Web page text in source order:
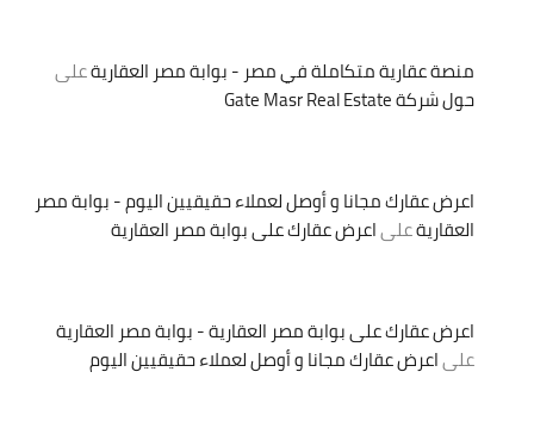
منصة عقارية متكاملة في مصر - بوابة مصر العقاريةعلى
حول شركة Gate Masr Real Estate
اعرض عقارك مجانا و أوصل لعملاء حقيقيين اليوم - بوابة مصر
العقاريةعلىاعرض عقارك على بوابة مصر العقارية
اعرض عقارك على بوابة مصر العقارية - بوابة مصر العقارية
علىاعرض عقارك مجانا و أوصل لعملاء حقيقيين اليوم